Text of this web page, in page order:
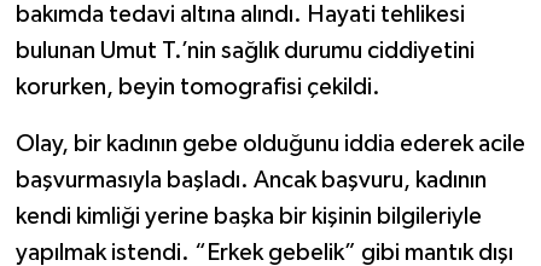
bakımda tedavi altına alındı. Hayati tehlikesi
bulunan Umut T.’nin sağlık durumu ciddiyetini
korurken, beyin tomografisi çekildi.
Olay, bir kadının gebe olduğunu iddia ederek acile
başvurmasıyla başladı. Ancak başvuru, kadının
kendi kimliği yerine başka bir kişinin bilgileriyle
yapılmak istendi. “Erkek gebelik” gibi mantık dışı